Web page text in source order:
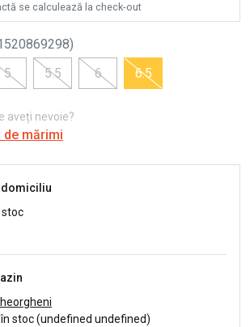
se calculează la check-out
)
5 5.5 6 6.5
aveți nevoie?
de mărimi
domiciliu
stoc
în stoc (undefined undefined)